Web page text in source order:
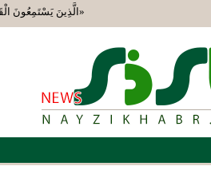
«الَّذِينَ يَسْتَمِعُونَ